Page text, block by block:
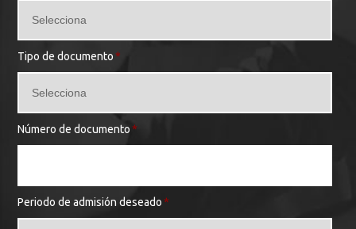
Tipo de documento *
Número de documento *
Periodo de admisión deseado *